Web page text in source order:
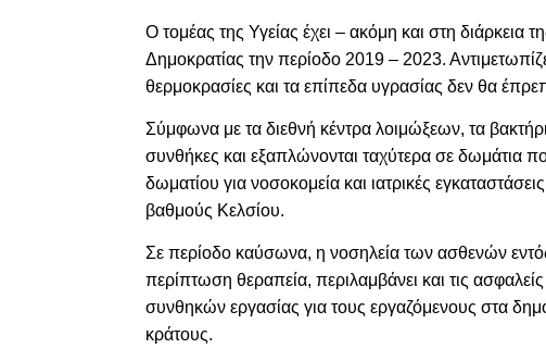
Ο τομέας της Υγείας έχει – ακόμη και στη
Δημοκρατίας την περίοδο 2019 – 2023.
θερμοκρασίες και τα επίπεδα υγρασίας δεν θα
Σύμφωνα με τα διεθνή κέντρα λοιμώξεων, τα
συνθήκες και εξαπλώνονται ταχύτερα σε δωμάτια
δωματίου για νοσοκομεία και ιατρικές
βαθμούς Κελσίου.
Σε περίοδο καύσωνα, η νοσηλεία των ασθενών
περίπτωση θεραπεία, περιλαμβάνει και τις
συνθηκών εργασίας για τους εργαζόμενους στα
κράτους.